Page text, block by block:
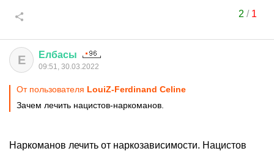
2 / 1
Е Елбасы
09:51, 30.03.2022
От пользователя LouiZ-Ferdinand Celine
Зачем лечить нацистов-наркоманов.
Наркоманов лечить от наркозависимости. Нацистов